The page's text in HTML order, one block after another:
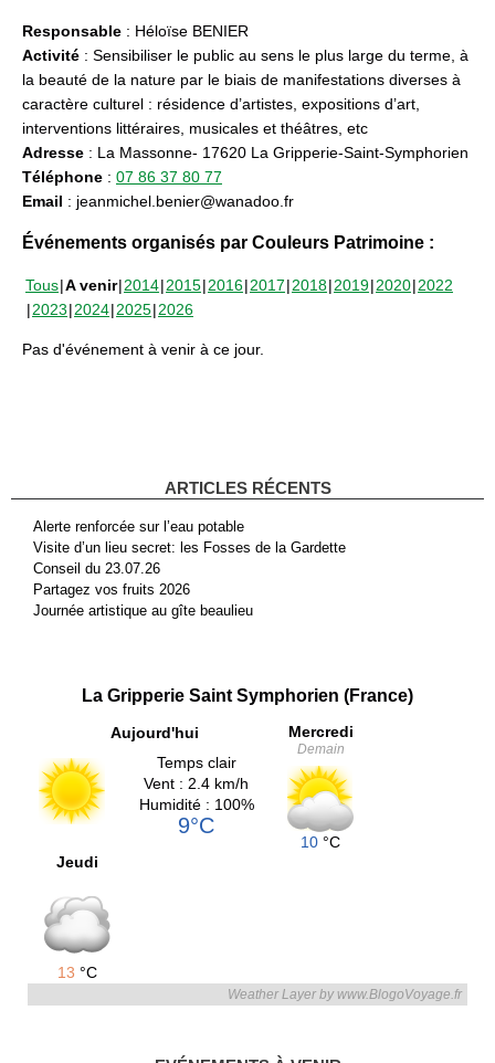
Responsable : Héloïse BENIER
Activité : Sensibiliser le public au sens le plus large du terme, à
la beauté de la nature par le biais de manifestations diverses à
caractère culturel : résidence d’artistes, expositions d’art,
interventions littéraires, musicales et théâtres, etc
Adresse : La Massonne- 17620 La Gripperie-Saint-Symphorien
Téléphone : 07 86 37 80 77
Email : jeanmichel.benier@wanadoo.fr
Événements organisés par Couleurs Patrimoine :
Tous A venir 2014 2015 2016 2017 2018 2019 2020 2022
2023 2024 2025 2026
Pas d'événement à venir à ce jour.
ARTICLES RÉCENTS
Alerte renforcée sur l’eau potable
Visite d’un lieu secret: les Fosses de la Gardette
Conseil du 23.07.26
Partagez vos fruits 2026
Journée artistique au gîte beaulieu
La Gripperie Saint Symphorien (France)
Aujourd'hui
Temps clair
Vent : 2.4 km/h
Humidité : 100%
9°C
Mercredi
Demain
10 °C
Jeudi
13 °C
Weather Layer by www.BlogoVoyage.fr